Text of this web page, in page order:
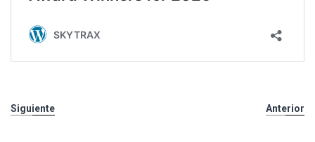
Siguiente Anterior